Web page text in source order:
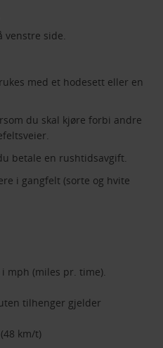
side.
med et hodesett eller en
du skal kjøre forbi andre
betale en rushtidsavgift.
i gangfelt (sorte og hvite
mph (miles pr. time).
tilhenger gjelder
km/t)